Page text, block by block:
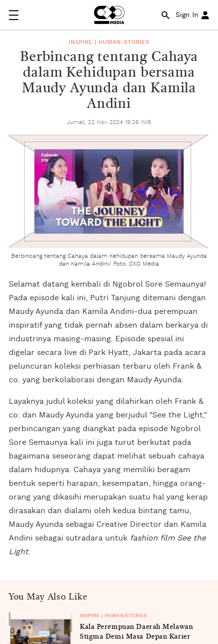
Sign In
INSPIRE | HUMAN-STORIES
Berbincang tentang Cahaya
dalam Kehidupan bersama
Maudy Ayunda dan Kamila
Andini
Jumat, 22 Nov 2024 19:26 WIB
Berbincang tentang Cahaya dalam Kehidupan bersama Maudy Ayunda
dan Kamila Andini/ Foto: CXO Media
Selamat datang kembali di Ngobrol Sore Semaunya!
Pada episode kali ini, Putri Tanjung ditemani dengan
Maudy Ayunda dan Kamila Andini-dua perempuan
inspiratif yang tidak pernah absen dalam berkarya di
industrinya masing-masing. Episode spesial ini
digelar secara live di Park Hyatt, Jakarta pada acara
peluncuran koleksi perhiasan terbaru oleh Frank &
co. yang berkolaborasi dengan Maudy Ayunda.
Layaknya judul koleksi yang dilahirkan oleh Frank &
co. dan Maudy Ayunda yang berjudul "See the Light,"
perbincangan yang diangkat pada episode Ngobrol
Sore Semaunya kali ini juga turut berkutat pada
bagaimana seseorang dapat melihat sebuah cahaya
dalam hidupnya. Cahaya yang memiliki beragam
bentuk seperti harapan, kesempatan, hingga orang-
orang yang dikasihi merupakan suatu hal yang kerap
dirasakan dan dialami oleh kedua bintang tamu,
Maudy Ayunda sebagai Creative Director dan Kamila
Andini sebagai sutradara untuk fashion film See the
Light.
You May Also Like
INSPIRE | HUMAN STORIES
Kala Perempuan Daerah Melawan
Stigma Demi Masa Depan Karier